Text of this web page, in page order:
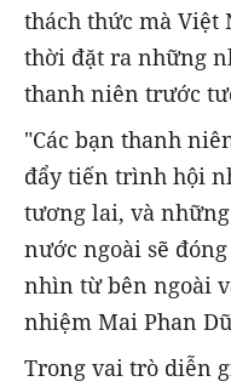
thách thức mà Việt
thời đặt ra những
thanh niên trước
"Các bạn thanh
đẩy tiến trình hội
tương lai, và
nước ngoài sẽ
nhìn từ bên ngoài
nhiệm Mai Phan
Trong vai trò diễn